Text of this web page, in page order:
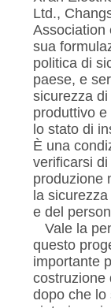
Ltd.,
Association
sua
politica di
paese, e
sicurezza
produttivo
lo stato di
È una
verificarsi
produzione
la
e del
Vale la
questo
importante
costruzione
dopo che lo